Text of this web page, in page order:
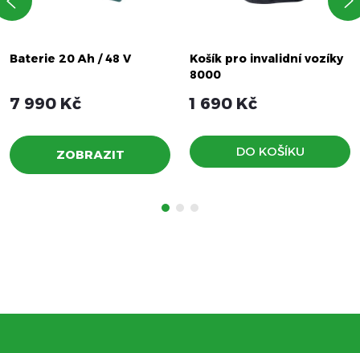
Baterie 20 Ah / 48 V
7 990 Kč
ZOBRAZIT
Košík pro invalidní vozíky
8000
1 690 Kč
DO KOŠÍKU